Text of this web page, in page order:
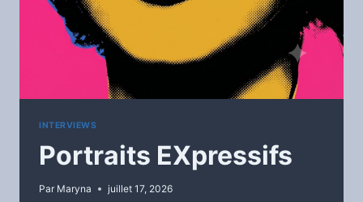
INTERVIEWS
Portraits EXpressifs
Par Maryna juillet 17, 2026